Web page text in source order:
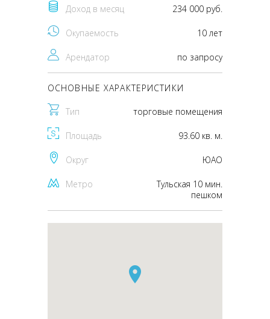
Доход в месяц 234 000 руб.
Окупаемость 10 лет
Арендатор по запросу
ОСНОВНЫЕ ХАРАКТЕРИСТИКИ
Тип торговые помещения
Площадь 93.60 кв. м.
Округ ЮАО
Метро
Тульская 10 мин.
пешком